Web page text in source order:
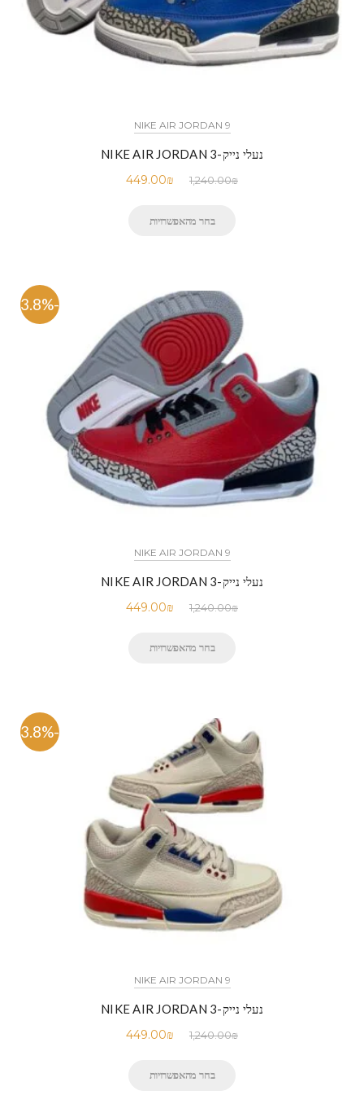
NIKE AIR JORDAN 9
נעלי נייק-NIKE AIR JORDAN 3
1,240.00₪
449.00₪
בחר מהאפשרויות
-63.8%
NIKE AIR JORDAN 9
נעלי נייק-NIKE AIR JORDAN 3
1,240.00₪
449.00₪
בחר מהאפשרויות
-63.8%
NIKE AIR JORDAN 9
נעלי נייק-NIKE AIR JORDAN 3
1,240.00₪
449.00₪
בחר מהאפשרויות